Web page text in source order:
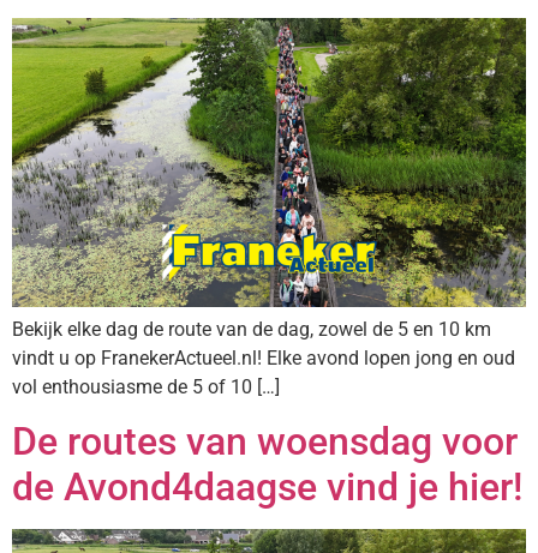
Bekijk elke dag de route van de dag, zowel de 5 en 10 km
vindt u op FranekerActueel.nl! Elke avond lopen jong en oud
vol enthousiasme de 5 of 10 […]
De routes van woensdag voor
de Avond4daagse vind je hier!